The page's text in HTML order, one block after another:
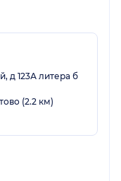
д 123А литера б
(2.2 км)